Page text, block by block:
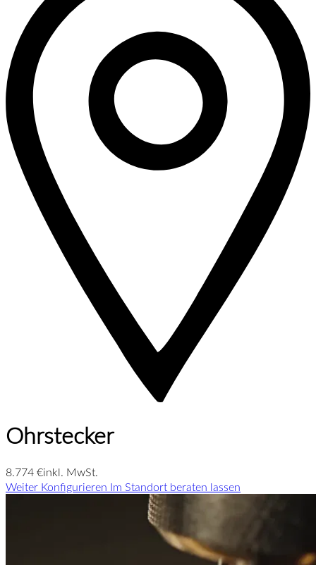
Ohrstecker
8.774 €inkl. MwSt.
Weiter Konfigurieren Im Standort beraten lassen